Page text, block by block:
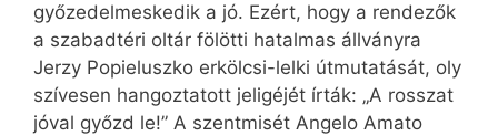
győzedelmeskedik a jó. Ezért, hogy a rendezők
a szabadtéri oltár fölötti hatalmas állványra
Jerzy Popieluszko erkölcsi-lelki útmutatását, oly
szívesen hangoztatott jeligéjét írták: „A rosszat
jóval győzd le!” A szentmisét Angelo Amato